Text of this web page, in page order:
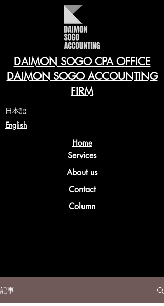
DAIMON SOGO CPA OFFICE
DAIMON SOGO ACCOUNTING
FIRM
​日本語
English
Home
Services
About us
Contact
Column
記事